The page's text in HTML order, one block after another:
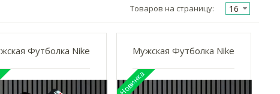
Товаров на страницу: 16
Футболка Nike Мужская Футболка Nike